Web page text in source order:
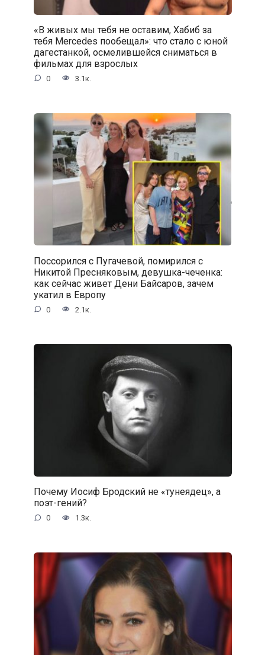
«В живых мы тебя не оставим, Хабиб за
тебя Mercedes пообещал»: что стало с юной
дагестанкой, осмелившейся сниматься в
фильмах для взрослых
0 3.1к.
Поссорился с Пугачевой, помирился с
Никитой Пресняковым, девушка-чеченка:
как сейчас живет Дени Байсаров, зачем
укатил в Европу
0 2.1к.
Почему Иосиф Бродский не «тунеядец», а
поэт-гений?
0 1.3к.